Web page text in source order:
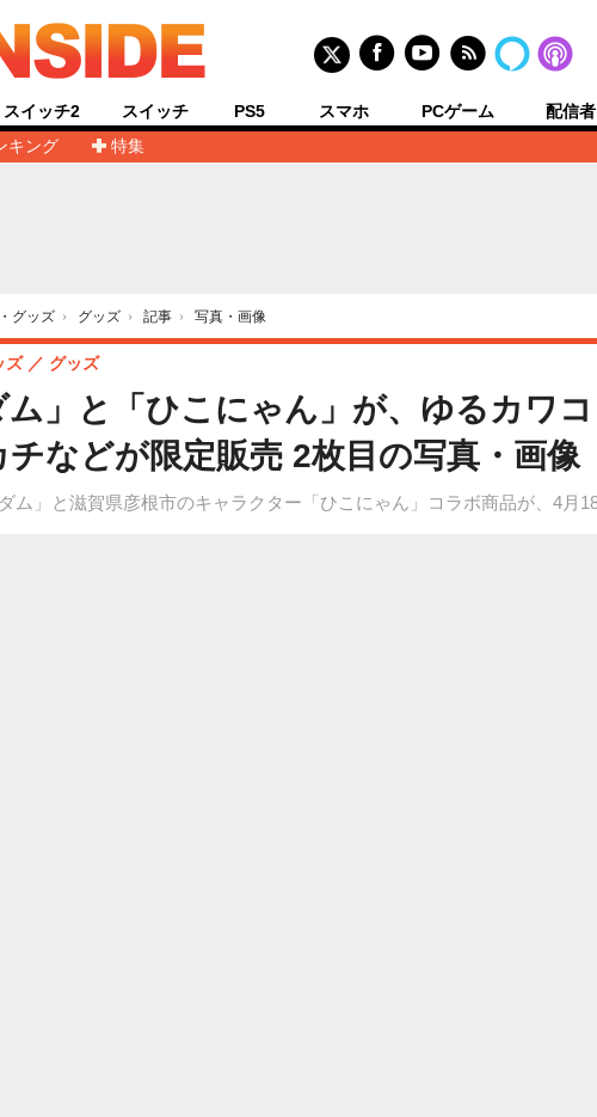
キング
特集
スイッチ2 スイッチ PS5 スマホ PCゲーム 配信者
グッズ › グッズ › 記事 › 写真・画像
ム」と「ひこにゃん」が、ゆるカワ
などが限定販売 2枚目の写真・画像
ム」と滋賀県彦根市のキャラクター「ひこにゃん」コラボ商品が、4月
ズ グッズ